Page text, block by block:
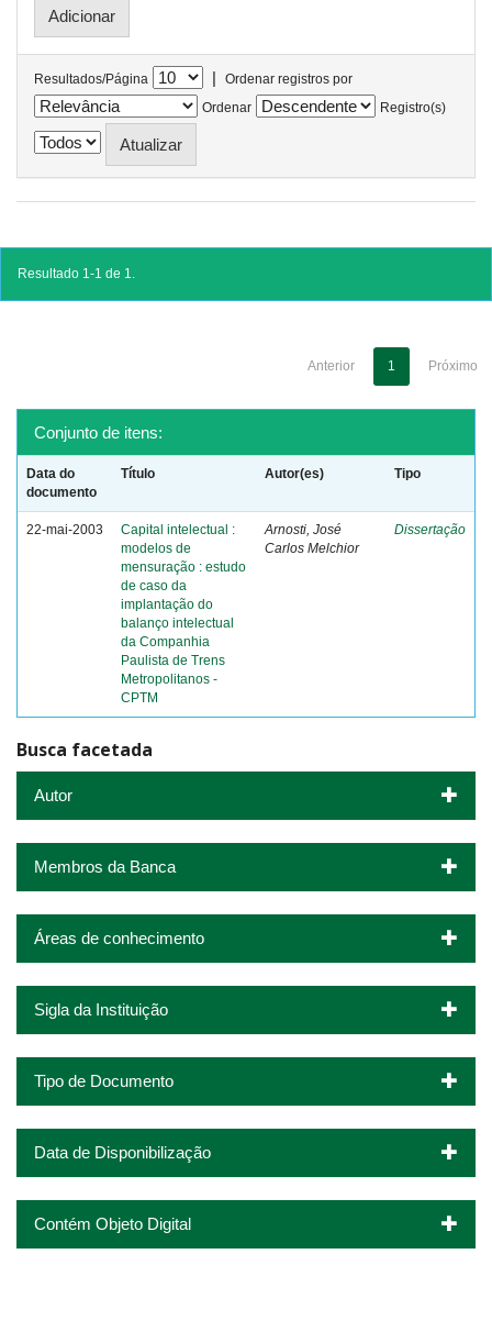
Resultados/Página |
Ordenar registros por
Ordenar
Registro(s)
Resultado 1-1 de 1.
Anterior 1 Próximo
Conjunto de itens:
Data do
documento
Título Autor(es) Tipo
22-mai-2003
Capital intelectual :
modelos de
mensuração : estudo
de caso da
implantação do
balanço intelectual
da Companhia
Paulista de Trens
Metropolitanos -
CPTM
Arnosti, José
Carlos Melchior
Dissertação
Busca facetada
Autor
Membros da Banca
Áreas de conhecimento
Sigla da Instituição
Tipo de Documento
Data de Disponibilização
Contém Objeto Digital